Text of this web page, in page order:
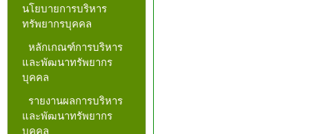
นโยบายการบริหาร
ทรัพยากรบุคคล
หลักเกณฑ์การบริหาร
และพัฒนาทรัพยากร
บุคคล
รายงานผลการบริหาร
และพัฒนาทรัพยากร
บุคคล